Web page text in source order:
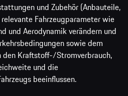
und Zubehör (Anbauteile,
Fahrzeugparameter wie
und Aerodynamik verändern und
sowie dem
den Kraftstoff-/Stromverbrauch,
und die
beeinflussen.